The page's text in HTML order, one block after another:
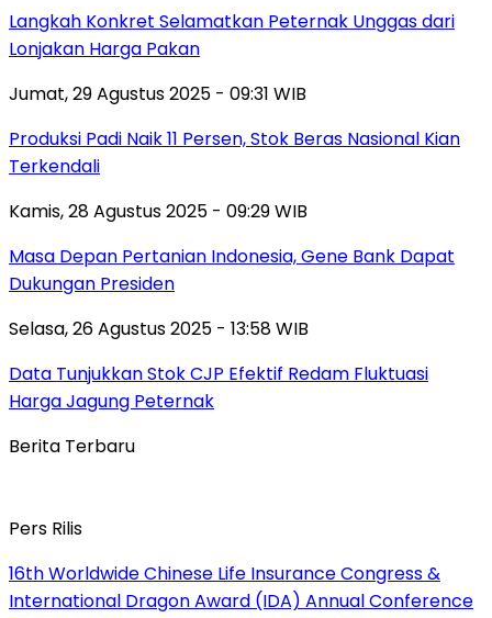
Langkah Konkret Selamatkan Peternak Unggas dari
Lonjakan Harga Pakan
Jumat, 29 Agustus 2025 - 09:31 WIB
Produksi Padi Naik 11 Persen, Stok Beras Nasional Kian
Terkendali
Kamis, 28 Agustus 2025 - 09:29 WIB
Masa Depan Pertanian Indonesia, Gene Bank Dapat
Dukungan Presiden
Selasa, 26 Agustus 2025 - 13:58 WIB
Data Tunjukkan Stok CJP Efektif Redam Fluktuasi
Harga Jagung Peternak
Berita Terbaru
Pers Rilis
16th Worldwide Chinese Life Insurance Congress &
International Dragon Award (IDA) Annual Conference